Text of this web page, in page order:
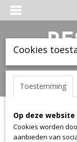
Inloggen
Home >Leer>
Cookies
Toestemming
Op deze
Cookies worden
aanbieden van